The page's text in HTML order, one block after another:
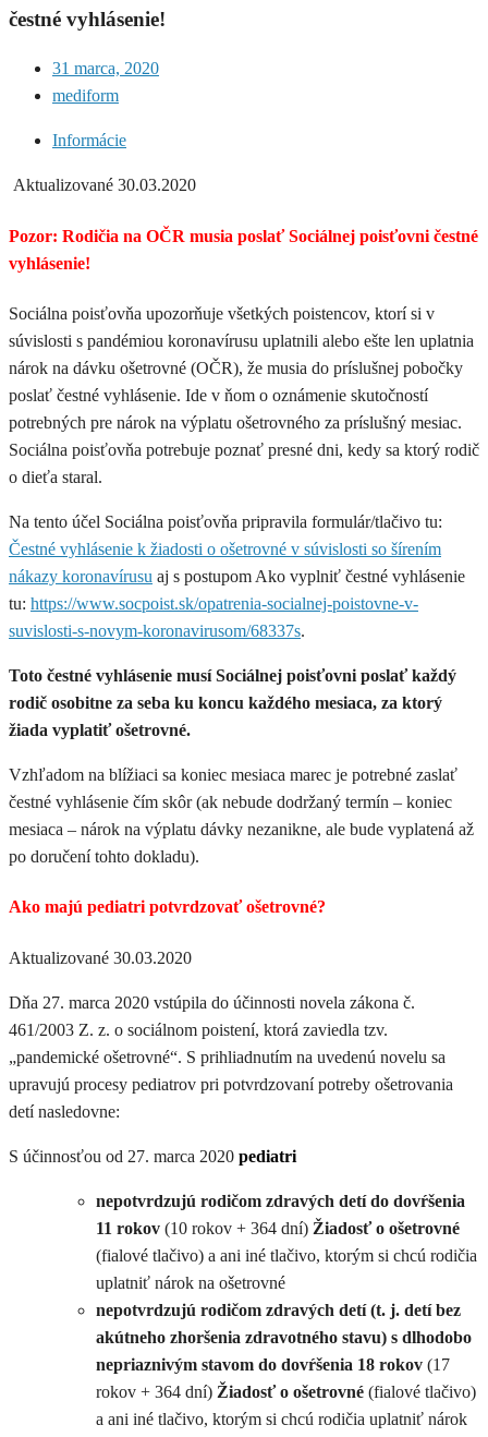
čestné vyhlásenie!
31 marca, 2020
mediform
Informácie
Aktualizované 30.03.2020
Pozor: Rodičia na OČR musia poslať Sociálnej poisťovni čestné
vyhlásenie!
Sociálna poisťovňa upozorňuje všetkých poistencov, ktorí si v
súvislosti s pandémiou koronavírusu uplatnili alebo ešte len uplatnia
nárok na dávku ošetrovné (OČR), že musia do príslušnej pobočky
poslať čestné vyhlásenie. Ide v ňom o oznámenie skutočností
potrebných pre nárok na výplatu ošetrovného za príslušný mesiac.
Sociálna poisťovňa potrebuje poznať presné dni, kedy sa ktorý rodič
o dieťa staral.
Na tento účel Sociálna poisťovňa pripravila formulár/tlačivo tu:
Čestné vyhlásenie k žiadosti o ošetrovné v súvislosti so šírením
nákazy koronavírusu aj s postupom Ako vyplniť čestné vyhlásenie
tu: https://www.socpoist.sk/opatrenia-socialnej-poistovne-v-
suvislosti-s-novym-koronavirusom/68337s.
Toto čestné vyhlásenie musí Sociálnej poisťovni poslať každý
rodič osobitne za seba ku koncu každého mesiaca, za ktorý
žiada vyplatiť ošetrovné.
Vzhľadom na blížiaci sa koniec mesiaca marec je potrebné zaslať
čestné vyhlásenie čím skôr (ak nebude dodržaný termín – koniec
mesiaca – nárok na výplatu dávky nezanikne, ale bude vyplatená až
po doručení tohto dokladu).
Ako majú pediatri potvrdzovať ošetrovné?
Aktualizované 30.03.2020
Dňa 27. marca 2020 vstúpila do účinnosti novela zákona č.
461/2003 Z. z. o sociálnom poistení, ktorá zaviedla tzv.
„pandemické ošetrovné“. S prihliadnutím na uvedenú novelu sa
upravujú procesy pediatrov pri potvrdzovaní potreby ošetrovania
detí nasledovne:
S účinnosťou od 27. marca 2020 pediatri
nepotvrdzujú rodičom zdravých detí do dovŕšenia
11 rokov (10 rokov + 364 dní) Žiadosť o ošetrovné
(fialové tlačivo) a ani iné tlačivo, ktorým si chcú rodičia
uplatniť nárok na ošetrovné
nepotvrdzujú rodičom zdravých detí (t. j. detí bez
akútneho zhoršenia zdravotného stavu) s dlhodobo
nepriaznivým stavom do dovŕšenia 18 rokov (17
rokov + 364 dní) Žiadosť o ošetrovné (fialové tlačivo)
a ani iné tlačivo, ktorým si chcú rodičia uplatniť nárok